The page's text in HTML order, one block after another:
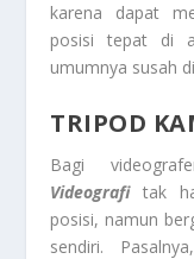
karena dapat
posisi tepat di
umumnya susah
TRIPOD
Bagi
Videografitak
posisi, namun
sendiri.